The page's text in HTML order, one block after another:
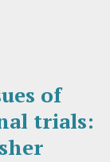
of
trials: